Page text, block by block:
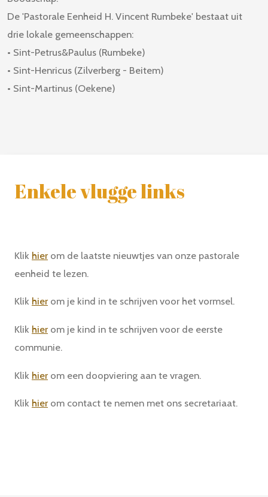
De 'Pastorale Eenheid H. Vincent Rumbeke' bestaat uit
drie lokale gemeenschappen:
• Sint-Petrus&Paulus (Rumbeke)
• Sint-Henricus (Zilverberg - Beitem)
• Sint-Martinus (Oekene)
Enkele vlugge links
Klik hier om de laatste nieuwtjes van onze pastorale
eenheid te lezen.
Klik hier om je kind in te schrijven voor het vormsel.
Klik hier om je kind in te schrijven voor de eerste
communie.
Klik hier om een doopviering aan te vragen.
Klik hier om contact te nemen met ons secretariaat.